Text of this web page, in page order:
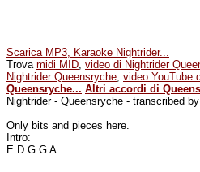
Scarica MP3, Karaoke Nightrider...
Trova midi MID, video di Nightrider
Nightrider Queensryche, video YouTube
Queensryche... Altri accordi di
Nightrider - Queensryche - transcribed
Only bits and pieces here.
Intro:
E D G G A